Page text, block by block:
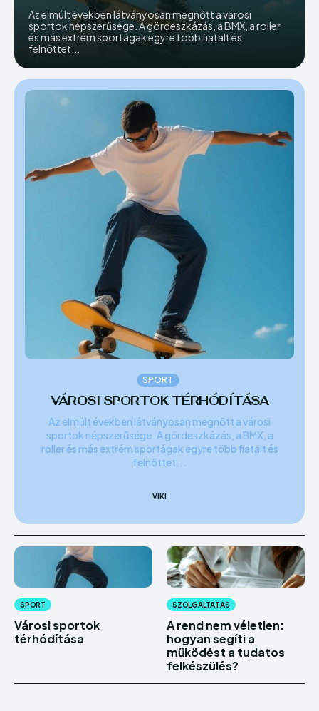
Az elmúlt években látványosan megnőtt a városi
sportok népszerűsége. A gördeszkázás, a BMX, a roller
és más extrém sportágak egyre több fiatalt és
felnőttet...
SPORT
VÁROSI SPORTOK TÉRHÓDÍTÁSA
Az elmúlt években látványosan megnőtt a városi
sportok népszerűsége. A gördeszkázás, a BMX, a
roller és más extrém sportágak egyre több fiatalt és
felnőttet...
VIKI
SPORT
Városi sportok
térhódítása
SZOLGÁLTATÁS
A rend nem véletlen:
hogyan segíti a
működést a tudatos
felkészülés?